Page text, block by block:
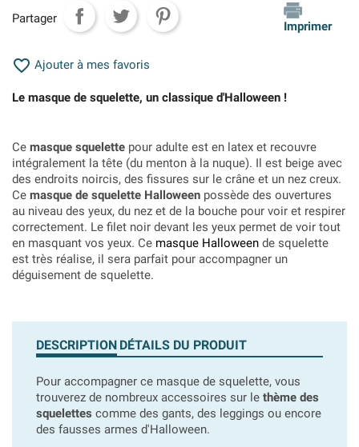
Partager
Imprimer
 Ajouter à mes favoris
Le masque de squelette, un classique d'Halloween !
Ce masque squelette pour adulte est en latex et recouvre
intégralement la tête (du menton à la nuque). Il est beige avec
des endroits noircis, des fissures sur le crâne et un nez creux.
Ce masque de squelette Halloween possède des ouvertures
au niveau des yeux, du nez et de la bouche pour voir et respirer
correctement. Le filet noir devant les yeux permet de voir tout
en masquant vos yeux. Ce masque Halloween de squelette
est très réalise, il sera parfait pour accompagner un
déguisement de squelette.
DESCRIPTION DÉTAILS DU PRODUIT
Pour accompagner ce masque de squelette, vous
trouverez de nombreux accessoires sur le thème des
squelettes comme des gants, des leggings ou encore
des fausses armes d'Halloween.